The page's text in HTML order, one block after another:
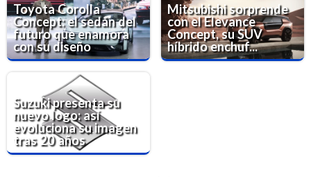
Toyota Corolla
Concept: el sedán del
futuro que enamora
con su diseño
Mitsubishi sorprende
con el Elevance
Concept, su SUV
híbrido enchuf...
Suzuki presenta su
nuevo logo: así
evoluciona su imagen
tras 20 años